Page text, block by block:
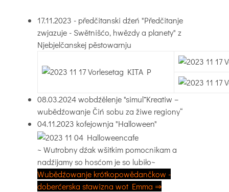
17.11.2023 - předčitanski dźeń "Předčitanje
zwjazuje - Swětnišćo, hwězdy a planety" z
Njebjelčanskej pěstowarnju
08.03.2024 wobdźělenje "simul⁺Kreatiw –
wubědźowanje Čiń sobu za žiwe regiony“
04.11.2023 kofejownja "Halloween"
~ Wutrobny dźak wšitkim pomocnikam a
nadźijamy so hosćom je so lubiło~
Wubědźowanje krótkopowědančkow -
doberćerska stawizna wot Emma ⇒